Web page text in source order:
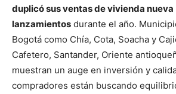
duplicó sus ventas de vivienda nueva
lanzamientos durante el año.
Bogotá como Chía, Cota, Soacha y
Cafetero, Santander, Oriente
muestran un auge en inversión y
compradores están buscando